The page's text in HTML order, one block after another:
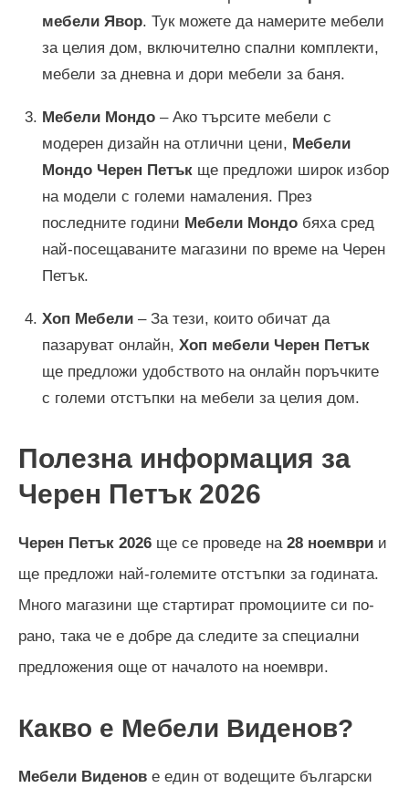
мебели Явор. Тук можете да намерите мебели
за целия дом, включително спални комплекти,
мебели за дневна и дори мебели за баня.
Мебели Мондо– Ако търсите мебели с
модерен дизайн на отлични цени, Мебели
Мондо Черен Петъкще предложи широк избор
на модели с големи намаления. През
последните години Мебели Мондобяха сред
най-посещаваните магазини по време на Черен
Петък.
Хоп Мебели– За тези, които обичат да
пазаруват онлайн, Хоп мебели Черен Петък
ще предложи удобството на онлайн поръчките
с големи отстъпки на мебели за целия дом.
Полезна информация за
Черен Петък 2026
Черен Петък 2026 ще се проведе на 28 ноември и
ще предложи най-големите отстъпки за годината.
Много магазини ще стартират промоциите си по-
рано, така че е добре да следите за специални
предложения още от началото на ноември.
Какво е Мебели Виденов?
Мебели Виденов е един от водещите български